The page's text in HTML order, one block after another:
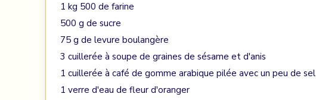
1 kg 500 de farine
500 g de sucre
75 g de levure boulangère
3 cuillerée à soupe de graines de sésame et d'anis
1 cuillerée à café de gomme arabique pilée avec un peu de sel
1 verre d'eau de fleur d'oranger